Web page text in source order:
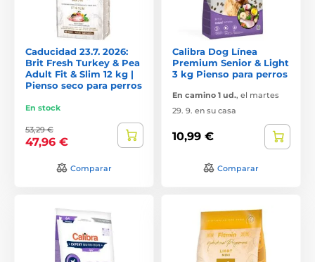
Caducidad 23.7. 2026:
Brit Fresh Turkey & Pea
Adult Fit & Slim 12 kg |
Pienso seco para perros
En stock
53,29 €
47,96 €
Comparar
Calibra Dog Línea
Premium Senior & Light
3 kg Pienso para perros
En camino 1 ud., el martes
29. 9. en su casa
10,99 €
Comparar